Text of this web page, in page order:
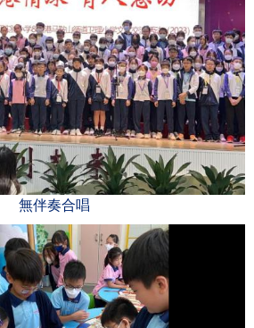
無伴奏合唱